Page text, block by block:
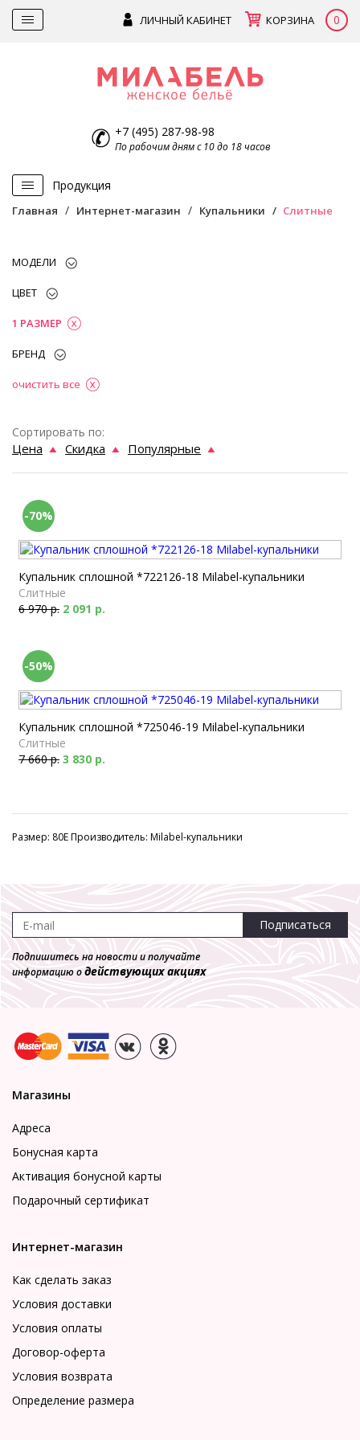
ЛИЧНЫЙ КАБИНЕТ КОРЗИНА 0
+7 (495) 287-98-98
По рабочим дням с 10 до 18 часов
Продукция
Главная Интернет-магазин Купальники Слитные
МОДЕЛИ
ЦВЕТ
1 РАЗМЕР
БРЕНД
очистить все
Сортировать по:
Цена Скидка Популярные
-70%
Купальник сплошной *722126-18 Milabel-купальники
Слитные
6 970 р. 2 091 р.
-50%
Купальник сплошной *725046-19 Milabel-купальники
Слитные
7 660 р. 3 830 р.
Размер: 80E Производитель: Milabel-купальники
Подписаться
Подпишитесь на новости и получайте
информацию одействующих акциях
Магазины
Адреса
Бонусная карта
Активация бонусной карты
Подарочный сертификат
Интернет-магазин
Как сделать заказ
Условия доставки
Условия оплаты
Договор-оферта
Условия возврата
Определение размера